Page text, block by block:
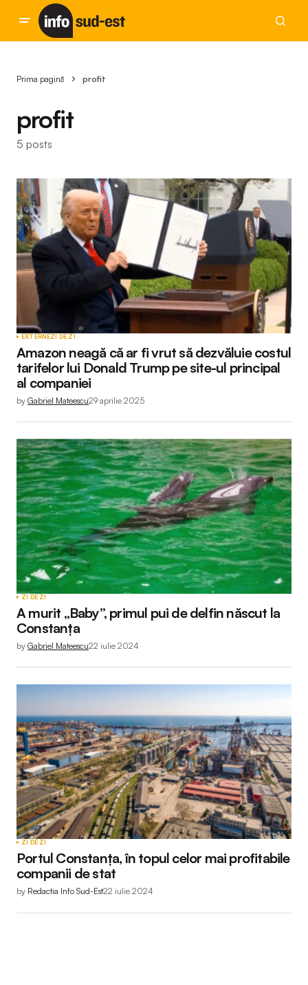
Prima pagină profit
profit
5 posts
EXTERNEZI DE ZI
Amazon neagă că ar fi vrut să dezvăluie costul
tarifelor lui Donald Trump pe site-ul principal
al companiei
by Gabriel Mateescu29 aprilie 2025
ZI DE ZI
A murit „Baby”, primul pui de delfin născut la
Constanța
by Gabriel Mateescu22 iulie 2024
ZI DE ZI
Portul Constanța, în topul celor mai profitabile
companii de stat
by Redactia Info Sud-Est22 iulie 2024